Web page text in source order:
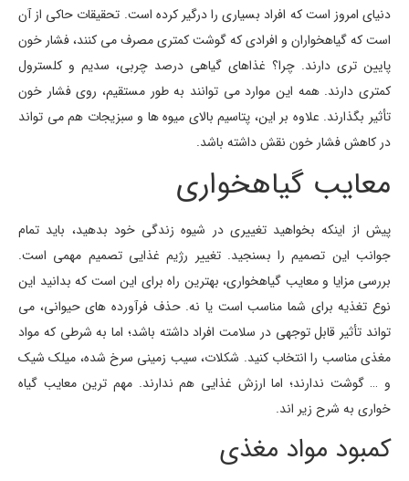
دنیای امروز است که افراد بسیاری را درگیر کرده است. تحقیقات حاکی از آن
است که گیاهخواران و افرادی که گوشت کمتری مصرف می کنند، فشار خون
پایین تری دارند. چرا؟ غذاهای گیاهی درصد چربی، سدیم و کلسترول
کمتری دارند. همه این موارد می توانند به طور مستقیم، روی فشار خون
تأثیر بگذارند. علاوه بر این، پتاسیم بالای میوه ها و سبزیجات هم می تواند
در کاهش فشار خون نقش داشته باشد.
معایب گیاهخواری
پیش از اینکه بخواهید تغییری در شیوه زندگی خود بدهید، باید تمام
جوانب این تصمیم را بسنجید. تغییر رژیم غذایی تصمیم مهمی است.
بررسی مزایا و معایب گیاهخواری، بهترین راه برای این است که بدانید این
نوع تغذیه برای شما مناسب است یا نه. حذف فرآورده های حیوانی، می
تواند تأثیر قابل توجهی در سلامت افراد داشته باشد؛ اما به شرطی که مواد
مغذی مناسب را انتخاب کنید. شکلات، سیب زمینی سرخ شده، میلک شیک
و … گوشت ندارند؛ اما ارزش غذایی هم ندارند. مهم ترین معایب گیاه
خواری به شرح زیر اند.
کمبود مواد مغذی